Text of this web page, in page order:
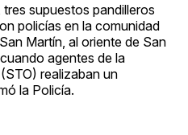
supuestos pandilleros
policías en la comunidad
Martín, al oriente de San
agentes de la
realizaban un
la Policía.